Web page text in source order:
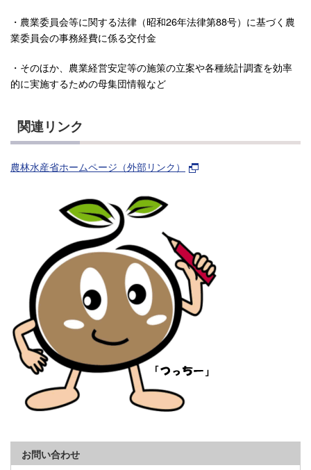
・農業委員会等に関する法律（昭和26年法律第88号）に基づく農
業委員会の事務経費に係る交付金
・そのほか、農業経営安定等の施策の立案や各種統計調査を効率
的に実施するための母集団情報など
関連リンク
農林水産省ホームページ（外部リンク）
お問い合わせ